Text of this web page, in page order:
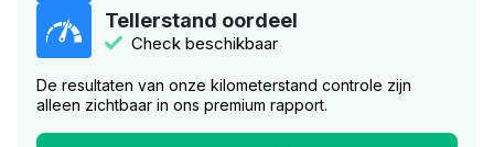
Tellerstand oordeel
Check beschikbaar
De resultaten van onze kilometerstand controle zijn
alleen zichtbaar in ons premium rapport.